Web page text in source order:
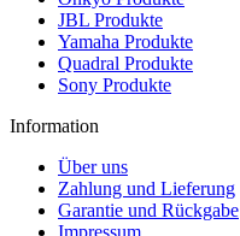
JBL Produkte
Yamaha Produkte
Quadral Produkte
Sony Produkte
Information
Über uns
Zahlung und Lieferung
Garantie und Rückgabe
Impressum